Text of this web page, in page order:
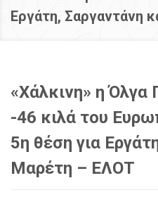
Εργάτη, Σαργαντάνη
«Χάλκινη» η
-46 κιλά του
5η θέση για
Μαρέτη – ΕΛΟΤ